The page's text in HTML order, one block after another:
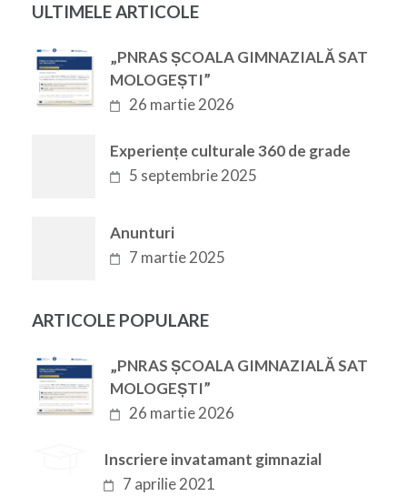
ULTIMELE ARTICOLE
„PNRAS ȘCOALA GIMNAZIALĂ SAT
MOLOGEȘTI”
26 martie 2026
Experiențe culturale 360 de grade
5 septembrie 2025
Anunturi
7 martie 2025
ARTICOLE POPULARE
„PNRAS ȘCOALA GIMNAZIALĂ SAT
MOLOGEȘTI”
26 martie 2026
Inscriere invatamant gimnazial
7 aprilie 2021